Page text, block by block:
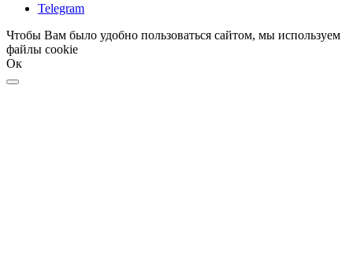
Telegram
Чтобы Вам было удобно пользоваться сайтом, мы используем
файлы cookie
Ок